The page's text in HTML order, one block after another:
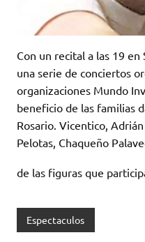
Con un recital a las 19
una serie de conciertos
organizaciones Mundo
beneficio de las familias
Rosario. Vicentico,
Pelotas, Chaqueño
de las figuras que
Espectaculos